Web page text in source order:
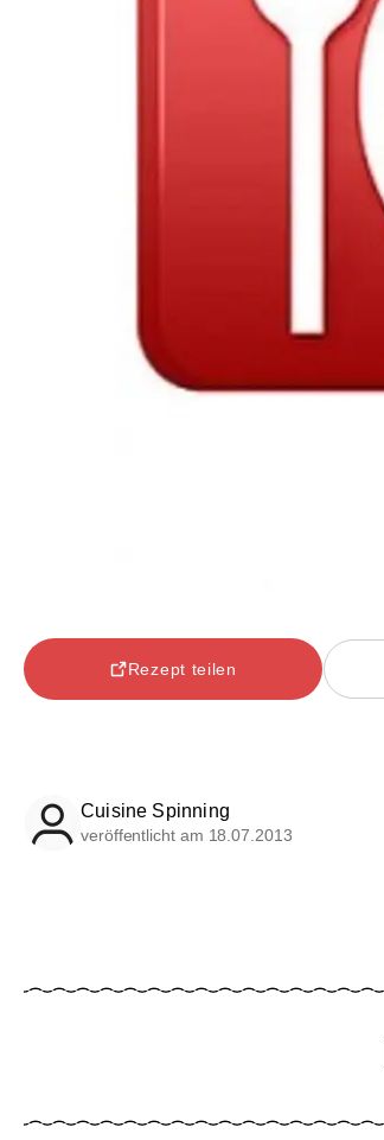
Rezept teilen
Cuisine Spinning
veröffentlicht am 18.07.2013